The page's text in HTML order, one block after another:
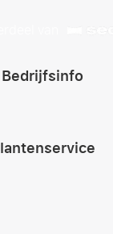
Bedrijfsinfo